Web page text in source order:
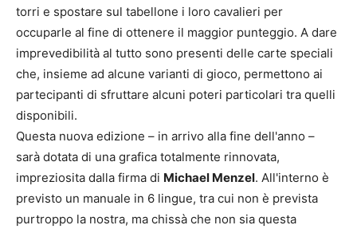
torri e spostare sul tabellone i loro cavalieri per
occuparle al fine di ottenere il maggior punteggio. A dare
imprevedibilità al tutto sono presenti delle carte speciali
che, insieme ad alcune varianti di gioco, permettono ai
partecipanti di sfruttare alcuni poteri particolari tra quelli
disponibili.
Questa nuova edizione – in arrivo alla fine dell'anno –
sarà dotata di una grafica totalmente rinnovata,
impreziosita dalla firma di Michael Menzel. All'interno è
previsto un manuale in 6 lingue, tra cui non è prevista
purtroppo la nostra, ma chissà che non sia questa